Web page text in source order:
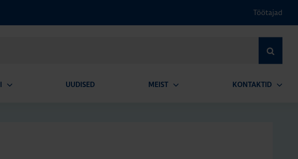
Töötajad
UUDISED MEIST KONTAKTID